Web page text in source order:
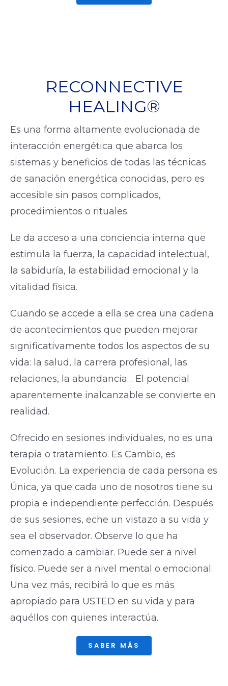
RECONNECTIVE
HEALING®
Es una forma altamente evolucionada de
interacción energética que abarca los
sistemas y beneficios de todas las técnicas
de sanación energética conocidas, pero es
accesible sin pasos complicados,
procedimientos o rituales.
Le da acceso a una conciencia interna que
estimula la fuerza, la capacidad intelectual,
la sabiduría, la estabilidad emocional y la
vitalidad física.
Cuando se accede a ella se crea una cadena
de acontecimientos que pueden mejorar
significativamente todos los aspectos de su
vida: la salud, la carrera profesional, las
relaciones, la abundancia… El potencial
aparentemente inalcanzable se convierte en
realidad.
Ofrecido en sesiones individuales, no es una
terapia o tratamiento. Es Cambio, es
Evolución. La experiencia de cada persona es
Única, ya que cada uno de nosotros tiene su
propia e independiente perfección. Después
de sus sesiones, eche un vistazo a su vida y
sea el observador. Observe lo que ha
comenzado a cambiar. Puede ser a nivel
físico. Puede ser a nivel mental o emocional.
Una vez más, recibirá lo que es más
apropiado para USTED en su vida y para
aquéllos con quienes interactúa.
SABER MÁS